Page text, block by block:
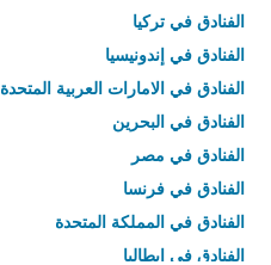
الفنادق في تركيا
الفنادق في إندونيسيا
الفنادق في الامارات العربية المتحدة
الفنادق في البحرين
الفنادق في مصر
الفنادق في فرنسا
الفنادق في المملكة المتحدة
الفنادق في إيطاليا